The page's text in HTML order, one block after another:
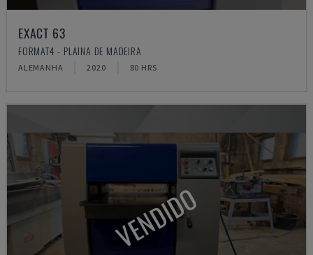
EXACT 63
FORMAT4 - PLAINA DE MADEIRA
ALEMANHA 2020 80 HRS
VENDIDO